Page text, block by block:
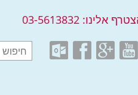
אלינו: 03-5613832